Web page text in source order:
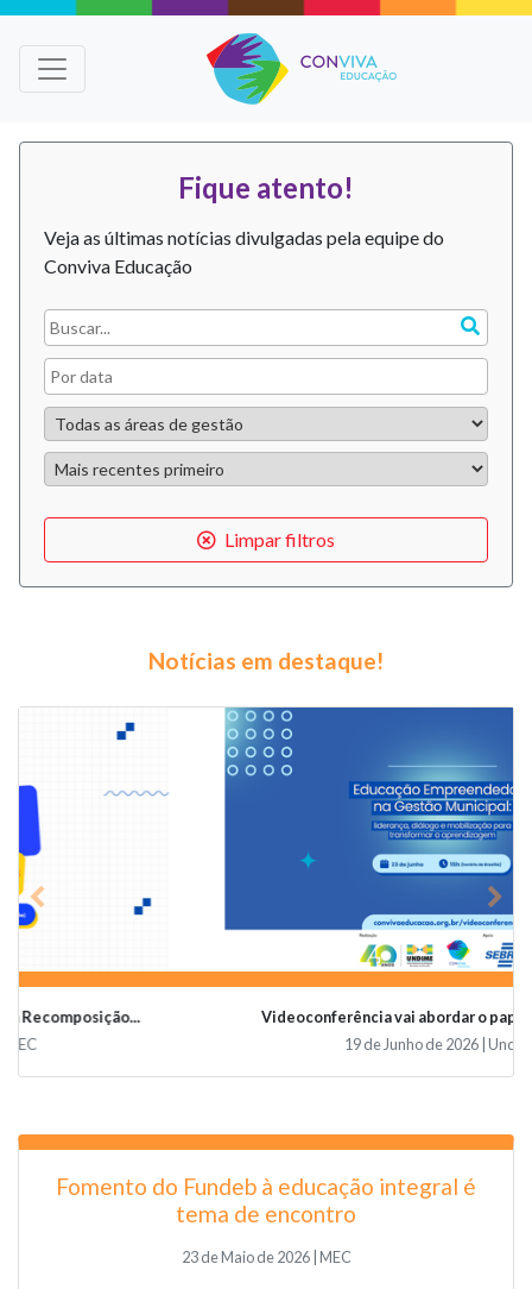
Fique atento!
Veja as últimas notícias divulgadas pela equipe do
Conviva Educação
Limpar filtros
Notícias em destaque!
Videoconferência vai abordar o papel da educaçã...
19 de Junho de 2026 | Undime
Previous
Fomento do Fundeb à educação integral é
tema de encontro
23 de Maio de 2026 | MEC